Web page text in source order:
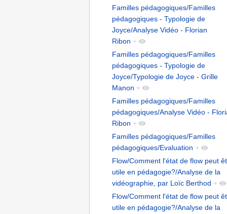
Familles pédagogiques/Familles
pédagogiques - Typologie de
Joyce/Analyse Vidéo - Florian
Ribon +
Familles pédagogiques/Familles
pédagogiques - Typologie de
Joyce/Typologie de Joyce - Grille
Manon +
Familles pédagogiques/Familles
pédagogiques/Analyse Vidéo -
Ribon +
Familles pédagogiques/Familles
pédagogiques/Evaluation +
Flow/Comment l'état de flow peut
utile en pédagogie?/Analyse de la
vidéographie, par Loïc Berthod +
Flow/Comment l'état de flow peut
utile en pédagogie?/Analyse de la